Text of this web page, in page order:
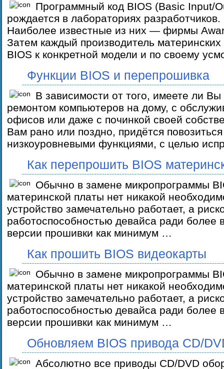
Программный код BIOS (Basic Input/
рождается в лабораториях разработчиков.
Наиболее известные из них — фирмы
Затем каждый производитель материнских
BIOS к конкретной модели и по своему
Функции BIOS и перепрошивка
В зависимости от того, имеете ли Вы
ремонтом компьютеров на дому, с
офисов или даже с починкой своей
Вам рано или поздно, придётся
низкоуровневыми функциями, с целью
Как перепрошить BIOS
Обычно в замене микропрограммы
материнской платы нет никакой
устройство замечательно работает, а
работоспособностью девайса ради более
версии прошивки как минимум …
Как прошить BIOS видеокарты
Обычно в замене микропрограммы
материнской платы нет никакой
устройство замечательно работает, а
работоспособностью девайса ради более
версии прошивки как минимум …
Обновляем BIOS привода CD/
Абсолютно все приводы CD/DVD